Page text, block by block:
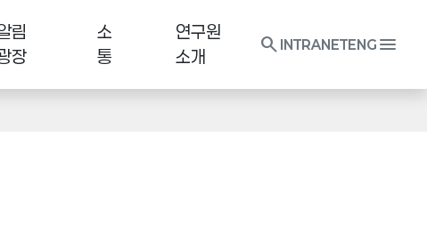
림
장
소
통
연구원
소개
search INTRANETENG menu